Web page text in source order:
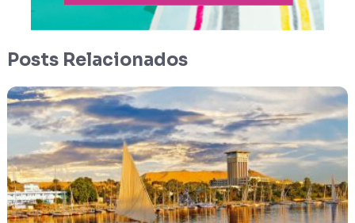
Posts Relacionados